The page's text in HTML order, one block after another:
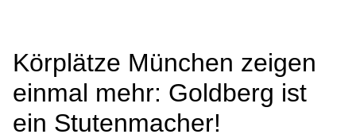
Körplätze München zeigen
einmal mehr: Goldberg ist
ein Stutenmacher!